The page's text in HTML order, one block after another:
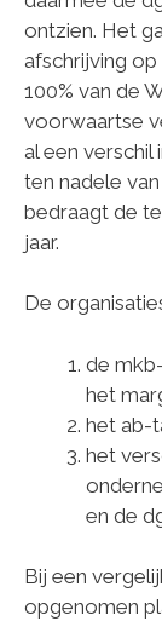
ontzien. Het
afschrijving
100% van de
voorwaartse
al een
ten nadele
bedraagt de
jaar.
De
de
het
het ab-
het
en de
Bij een
opgenomen